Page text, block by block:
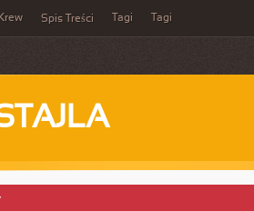
Krew Spis Treści Tagi Tagi